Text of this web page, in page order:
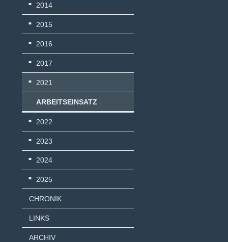
2014
2015
2016
2017
2021
ARBEITSEINSATZ
2022
2023
2024
2025
CHRONIK
LINKS
ARCHIV